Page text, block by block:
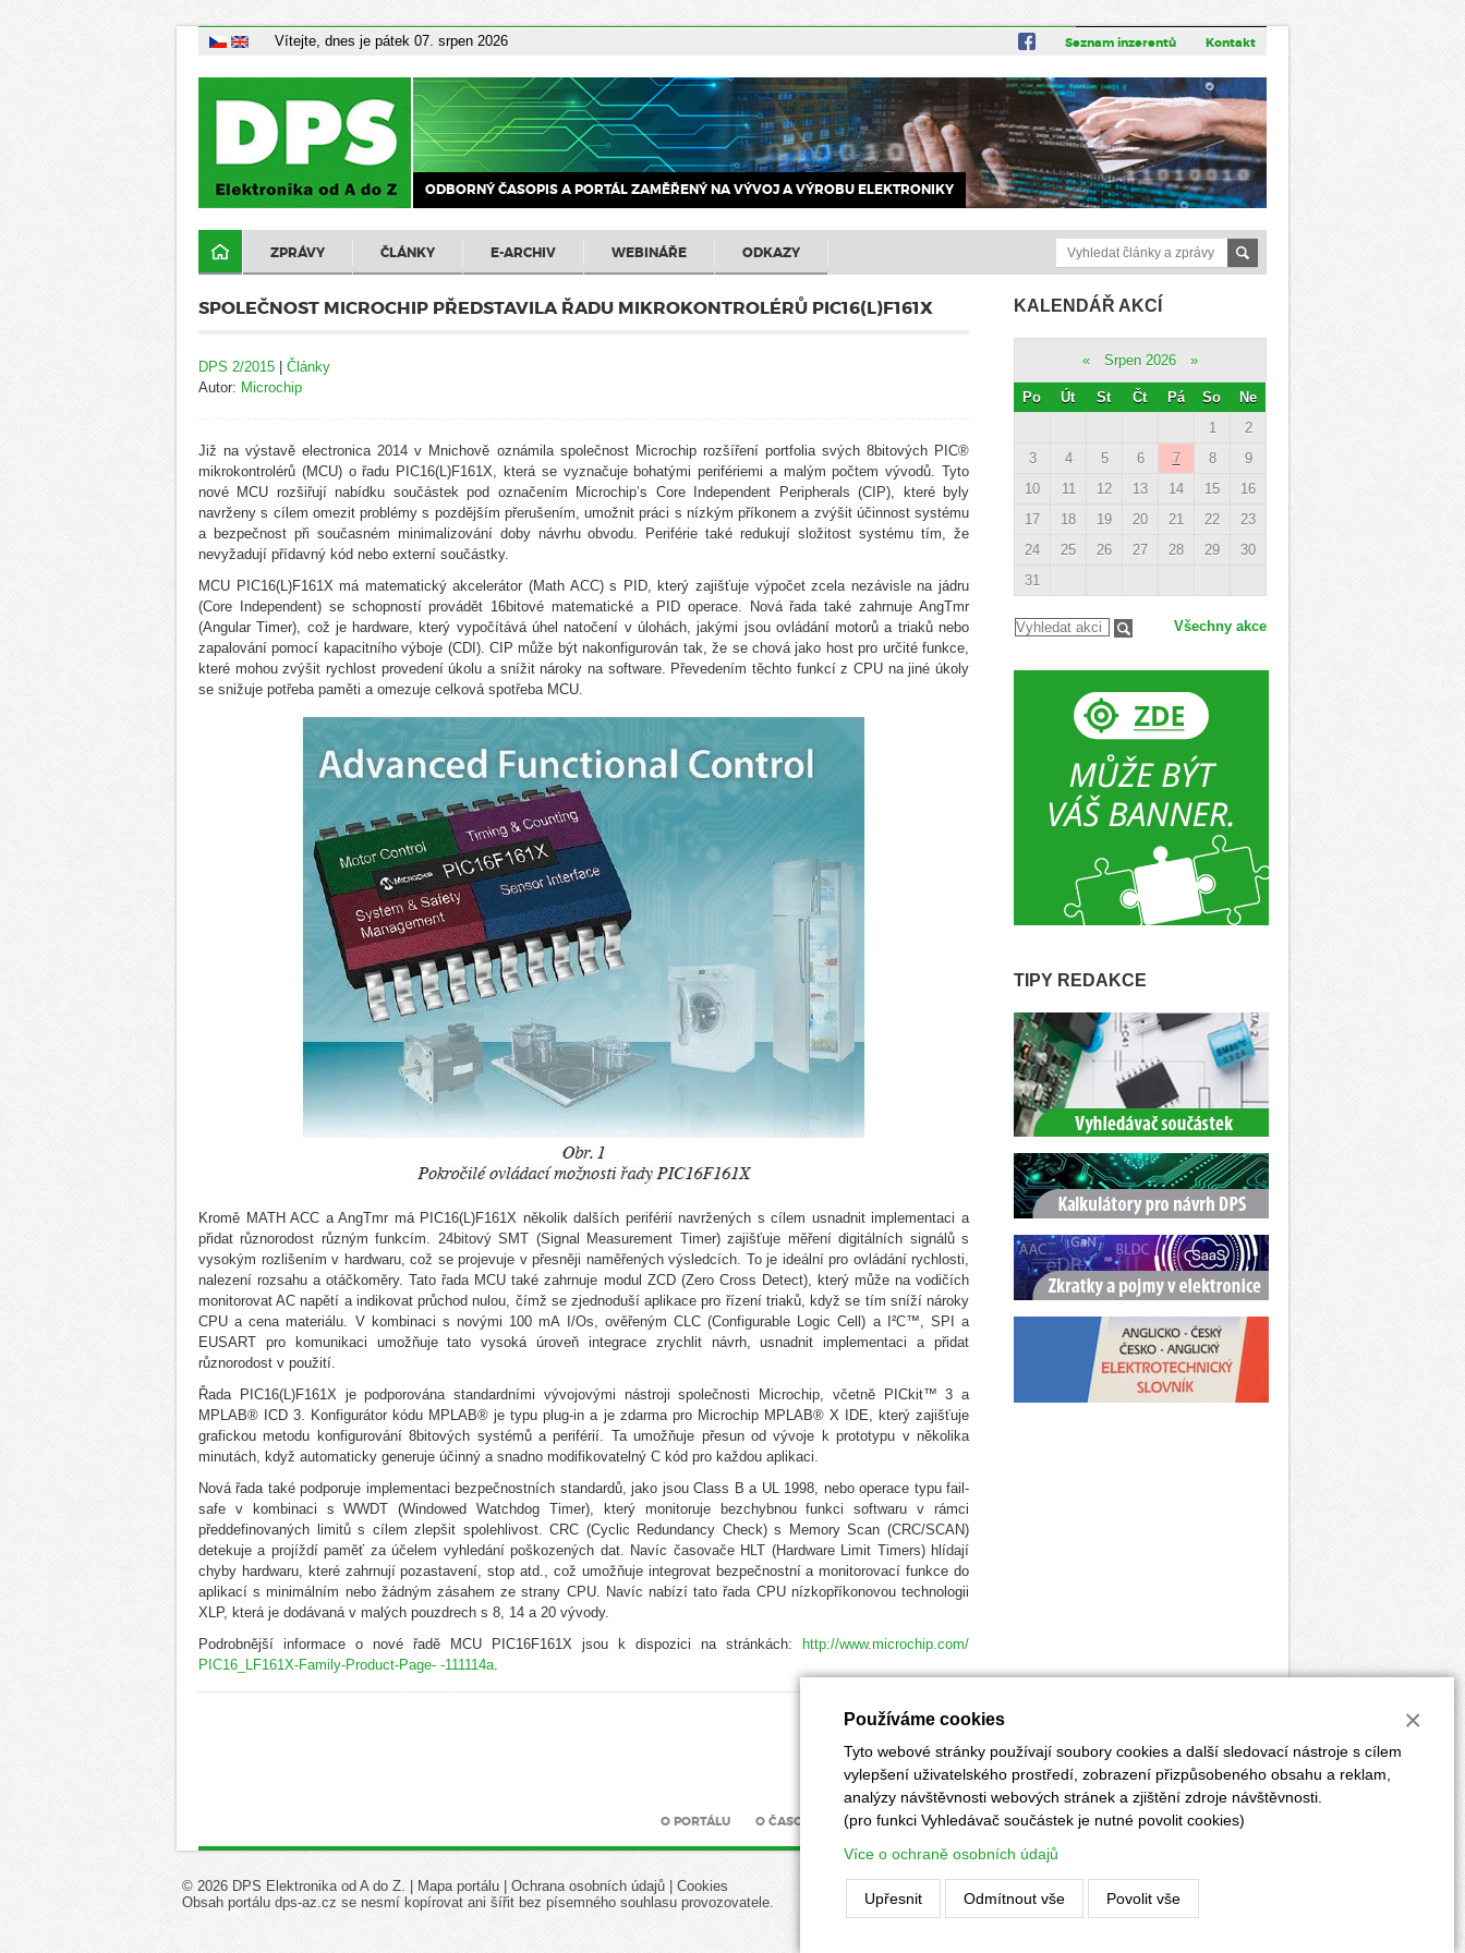
Vítejte, dnes je pátek 07. srpen 2026 Seznam inzerentů Kontakt
ODBORNÝ ČASOPIS A PORTÁL ZAMĚŘENÝ NA VÝVOJ A VÝROBU ELEKTRONIKY
ZPRÁVY ČLÁNKY E-ARCHIV WEBINÁŘE ODKAZY
SPOLEČNOST MICROCHIP PŘEDSTAVILA ŘADU MIKROKONTROLÉRŮ PIC16(L)F161X
DPS 2/2015 | Články
Autor: Microchip
Již na výstavě electronica 2014 v Mnichově oznámila společnost Microchip rozšíření portfolia svých 8bitových PIC®
mikrokontrolérů (MCU) o řadu PIC16(L)F161X, která se vyznačuje bohatými perifériemi a malým počtem vývodů. Tyto
nové MCU rozšiřují nabídku součástek pod označením Microchip’s Core Independent Peripherals (CIP), které byly
navrženy s cílem omezit problémy s pozdějším přerušením, umožnit práci s nízkým příkonem a zvýšit účinnost systému
a bezpečnost při současném minimalizování doby návrhu obvodu. Periférie také redukují složitost systému tím, že
nevyžadují přídavný kód nebo externí součástky.
MCU PIC16(L)F161X má matematický akcelerátor (Math ACC) s PID, který zajišťuje výpočet zcela nezávisle na jádru
(Core Independent) se schopností provádět 16bitové matematické a PID operace. Nová řada také zahrnuje AngTmr
(Angular Timer), což je hardware, který vypočítává úhel natočení v úlohách, jakými jsou ovládání motorů a triaků nebo
zapalování pomocí kapacitního výboje (CDI). CIP může být nakonfigurován tak, že se chová jako host pro určité funkce,
které mohou zvýšit rychlost provedení úkolu a snížit nároky na software. Převedením těchto funkcí z CPU na jiné úkoly
se snižuje potřeba paměti a omezuje celková spotřeba MCU.
Kromě MATH ACC a AngTmr má PIC16(L)F161X několik dalších periférií navržených s cílem usnadnit implementaci a
přidat různorodost různým funkcím. 24bitový SMT (Signal Measurement Timer) zajišťuje měření digitálních signálů s
vysokým rozlišením v hardwaru, což se projevuje v přesněji naměřených výsledcích. To je ideální pro ovládání rychlosti,
nalezení rozsahu a otáčkoměry. Tato řada MCU také zahrnuje modul ZCD (Zero Cross Detect), který může na vodičích
monitorovat AC napětí a indikovat průchod nulou, čímž se zjednoduší aplikace pro řízení triaků, když se tím sníží nároky
CPU a cena materiálu. V kombinaci s novými 100 mA I/Os, ověřeným CLC (Configurable Logic Cell) a I²C™, SPI a
EUSART pro komunikaci umožňuje tato vysoká úroveň integrace zrychlit návrh, usnadnit implementaci a přidat
různorodost v použití.
Řada PIC16(L)F161X je podporována standardními vývojovými nástroji společnosti Microchip, včetně PICkit™ 3 a
MPLAB® ICD 3. Konfigurátor kódu MPLAB® je typu plug-in a je zdarma pro Microchip MPLAB® X IDE, který zajišťuje
grafickou metodu konfigurování 8bitových systémů a periférií. Ta umožňuje přesun od vývoje k prototypu v několika
minutách, když automaticky generuje účinný a snadno modifikovatelný C kód pro každou aplikaci.
Nová řada také podporuje implementaci bezpečnostních standardů, jako jsou Class B a UL 1998, nebo operace typu fail-
safe v kombinaci s WWDT (Windowed Watchdog Timer), který monitoruje bezchybnou funkci softwaru v rámci
předdefinovaných limitů s cílem zlepšit spolehlivost. CRC (Cyclic Redundancy Check) s Memory Scan (CRC/SCAN)
detekuje a projíždí paměť za účelem vyhledání poškozených dat. Navíc časovače HLT (Hardware Limit Timers) hlídají
chyby hardwaru, které zahrnují pozastavení, stop atd., což umožňuje integrovat bezpečnostní a monitorovací funkce do
aplikací s minimálním nebo žádným zásahem ze strany CPU. Navíc nabízí tato řada CPU nízkopříkonovou technologii
XLP, která je dodávaná v malých pouzdrech s 8, 14 a 20 vývody.
Podrobnější informace o nové řadě MCU PIC16F161X jsou k dispozici na stránkách: http://www.microchip.com/
PIC16_LF161X-Family-Product-Page- -111114a
KALENDÁŘ AKCÍ
« Srpen 2026 »
Po Út St Čt Pá So
Ne
1
2
3
4 5 6 7 8
9
10
11 12 13 14 15
16
17
18 19 20 21 22
23
24
25 26 27 28 29
30
31
Všechny akce
TIPY REDAKCE
O PORTÁLU O ČASOPISU INZERCE UZÁVĚRKY POKYNY PRO AUTORY PŘEDPLATNÉ
© 2026 DPS Elektronika od A do Z. | Mapa portálu | Ochrana osobních údajů | Cookies
Obsah portálu dps-az.cz se nesmí kopírovat ani šířit bez písemného souhlasu provozovatele.
Používáme cookies
Tyto webové stránky používají soubory cookies a další sledovací nástroje s cílem
vylepšení uživatelského prostředí, zobrazení přizpůsobeného obsahu a reklam,
analýzy návštěvnosti webových stránek a zjištění zdroje návštěvnosti.
(pro funkci Vyhledávač součástek je nutné povolit cookies)
Více o ochraně osobních údajů
Upřesnit Odmítnout vše Povolit vše
×